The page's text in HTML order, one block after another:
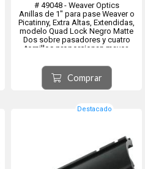
# 49048 - Weaver Optics
Anillas de 1" para pase Weaver o
Picatinny, Extra Altas, Extendidas,
modelo Quad Lock Negro Matte
Dos sobre pasadores y cuatro
tornillos proporcionan mayor
livianos totalmente de aluminio.
Los tornillos de cabeza grande
permiten un desmo...
Comprar
Destacado